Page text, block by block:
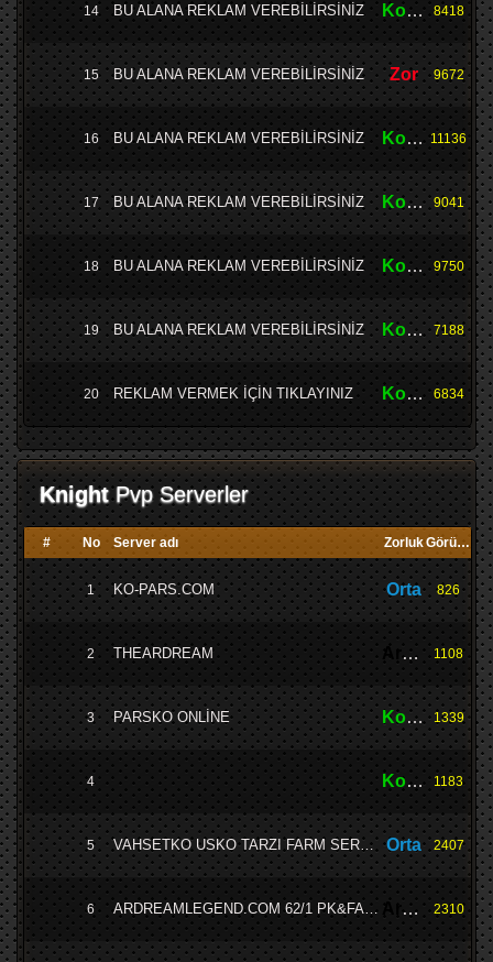
14 BU ALANA REKLAM VEREBİLİRSİNİZ 8418
Kolay
15 BU ALANA REKLAM VEREBİLİRSİNİZ 9672
Zor
16 BU ALANA REKLAM VEREBİLİRSİNİZ 11136
Kolay
17 BU ALANA REKLAM VEREBİLİRSİNİZ 9041
Kolay
18 BU ALANA REKLAM VEREBİLİRSİNİZ 9750
Kolay
19 BU ALANA REKLAM VEREBİLİRSİNİZ 7188
Kolay
20 REKLAM VERMEK İÇİN TIKLAYINIZ 6834
Kolay
KnightPvp Serverler
# No Server adı Görüntü
Zorluk
1 KO-PARS.COM 826
Orta
2 THEARDREAM 1108
Ardream
3 PARSKO ONLİNE 1339
Kolay
4 1183
Kolay
5 VAHSETKO USKO TARZI FARM SERVER 2407
Orta
6 ARDREAMLEGEND.COM 62/1 PK&FARM 2310
Ardream